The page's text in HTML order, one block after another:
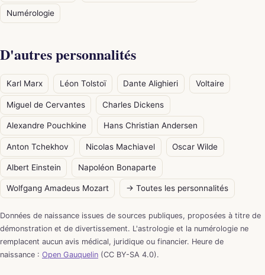
Numérologie
D'autres personnalités
Karl Marx Léon Tolstoï Dante Alighieri Voltaire
Miguel de Cervantes Charles Dickens
Alexandre Pouchkine Hans Christian Andersen
Anton Tchekhov Nicolas Machiavel Oscar Wilde
Albert Einstein Napoléon Bonaparte
Wolfgang Amadeus Mozart → Toutes les personnalités
Données de naissance issues de sources publiques, proposées à titre de
démonstration et de divertissement. L'astrologie et la numérologie ne
remplacent aucun avis médical, juridique ou financier. Heure de
naissance : Open Gauquelin (CC BY-SA 4.0).